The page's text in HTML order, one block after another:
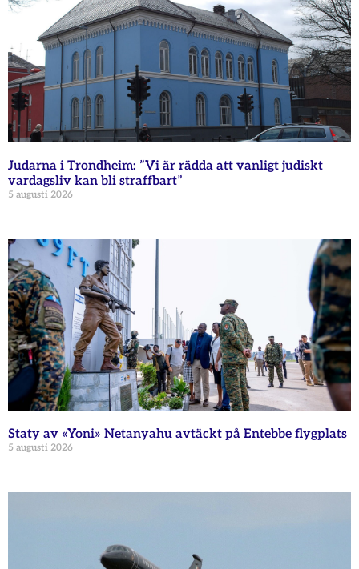
Judarna i Trondheim: ”Vi är rädda att vanligt judiskt
vardagsliv kan bli straffbart”
5 augusti 2026
Staty av «Yoni» Netanyahu avtäckt på Entebbe flygplats
5 augusti 2026